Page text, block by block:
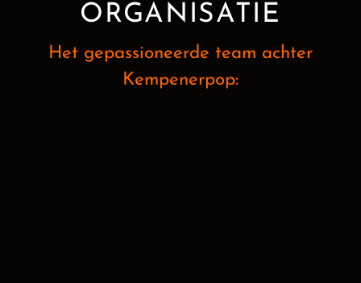
ORGANISATIE
Het gepassioneerde team achter
Kempenerpop: